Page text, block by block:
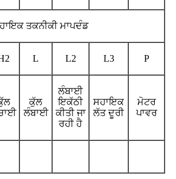
ਤਕਨੀਕੀ ਮਾਪਦੰਡ
L L2 L3 P
ਕੁੱਲ
ਲੰਬਾਈ
ਲੰਬਾਈ
ਇਕੱਠੀ
ਕੀਤੀ ਜਾ
ਰਹੀ ਹੈ
ਸਹਾਇਕ
ਲੱਤ ਦੂਰੀ
ਮੋਟਰ
ਪਾਵਰ